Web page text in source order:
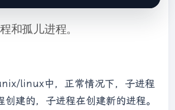
arg) {     timespec
/
);     int ret =
&timewait);
和孤儿进程。
linux中，正常情况下，子进程
创建的，子进程在创建新的进程。